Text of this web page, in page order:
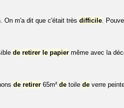
On m'a dit que c'était très difficile.
de retirer le papier même avec la
de retirer 65m² de toile de verre